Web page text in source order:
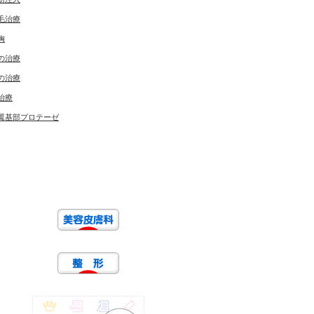
治療
治療
治療
療
基部プロテーゼ